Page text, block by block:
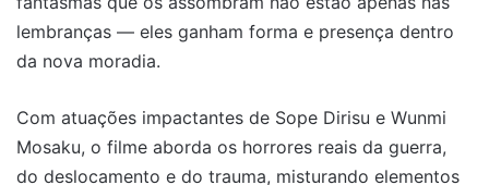
lembranças — eles ganham forma e presença dentro
da nova moradia.
Com atuações impactantes de Sope Dirisu e Wunmi
Mosaku, o filme aborda os horrores reais da guerra,
do deslocamento e do trauma, misturando elementos